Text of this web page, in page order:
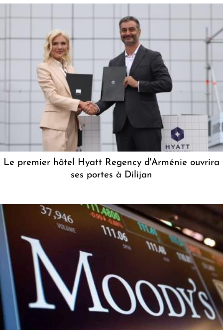
Le premier hôtel Hyatt Regency d'Arménie ouvrira
ses portes à Dilijan